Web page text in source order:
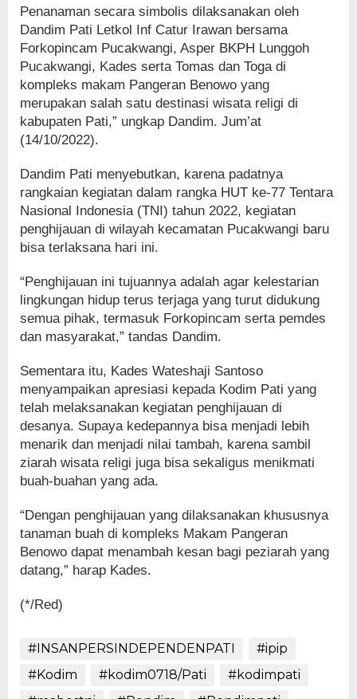
Penanaman secara simbolis dilaksanakan oleh
Dandim Pati Letkol Inf Catur Irawan bersama
Forkopincam Pucakwangi, Asper BKPH Lunggoh
Pucakwangi, Kades serta Tomas dan Toga di
kompleks makam Pangeran Benowo yang
merupakan salah satu destinasi wisata religi di
kabupaten Pati,” ungkap Dandim. Jum’at
(14/10/2022).
Dandim Pati menyebutkan, karena padatnya
rangkaian kegiatan dalam rangka HUT ke-77 Tentara
Nasional Indonesia (TNI) tahun 2022, kegiatan
penghijauan di wilayah kecamatan Pucakwangi baru
bisa terlaksana hari ini.
“Penghijauan ini tujuannya adalah agar kelestarian
lingkungan hidup terus terjaga yang turut didukung
semua pihak, termasuk Forkopincam serta pemdes
dan masyarakat,” tandas Dandim.
Sementara itu, Kades Wateshaji Santoso
menyampaikan apresiasi kepada Kodim Pati yang
telah melaksanakan kegiatan penghijauan di
desanya. Supaya kedepannya bisa menjadi lebih
menarik dan menjadi nilai tambah, karena sambil
ziarah wisata religi juga bisa sekaligus menikmati
buah-buahan yang ada.
“Dengan penghijauan yang dilaksanakan khususnya
tanaman buah di kompleks Makam Pangeran
Benowo dapat menambah kesan bagi peziarah yang
datang,” harap Kades.
(*/Red)
#INSANPERSINDEPENDENPATI
#ipip
#Kodim
#kodim0718/Pati
#kodimpati